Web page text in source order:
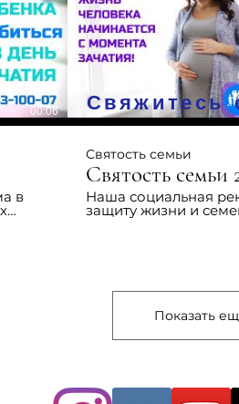
на
00:06
в
Святость семьи
Наша социальная
защиту жизни и
Показать
Свяжитесь